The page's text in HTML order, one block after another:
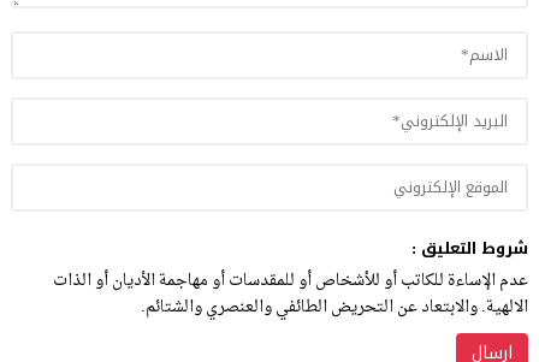
شروط التعليق :
عدم الإساءة للكاتب أو للأشخاص أو للمقدسات أو مهاجمة الأديان أو الذات
الالهية. والابتعاد عن التحريض الطائفي والعنصري والشتائم.